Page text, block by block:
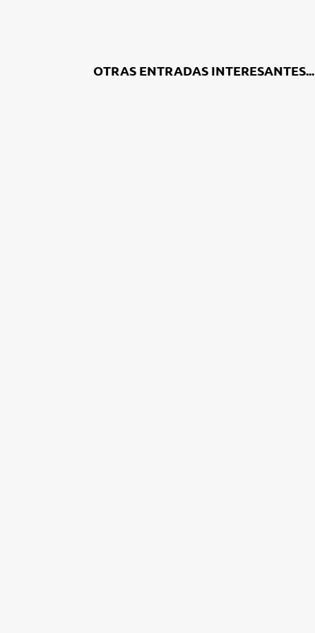
OTRAS ENTRADAS INTERESANTES...